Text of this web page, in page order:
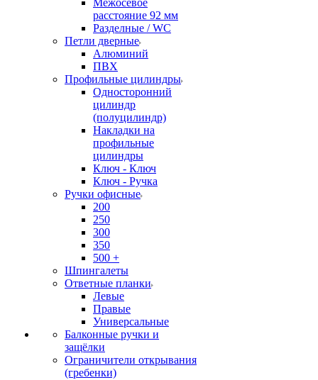
Межосевое
расстояние 92 мм
Разделные / WC
Петли дверные
Алюминий
ПВХ
Профильные цилиндры
Односторонний
цилиндр
(полуцилиндр)
Накладки на
профильные
цилиндры
Ключ - Ключ
Ключ - Ручка
Ручки офисные
200
250
300
350
500 +
Шпингалеты
Ответные планки
Левые
Правые
Универсальные
Балконные ручки и
защёлки
Ограничители открывания
(гребенки)